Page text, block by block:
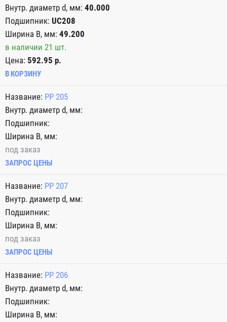
40.000
UC208
49.200
в наличии 21 шт.
Цена: 592.95 р.
В КОРЗИНУ
PP 205
под заказ
ЗАПРОС ЦЕНЫ
PP 207
под заказ
ЗАПРОС ЦЕНЫ
PP 206